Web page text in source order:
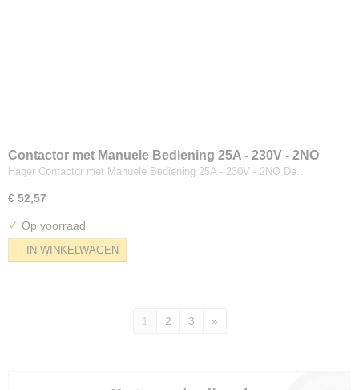
Contactor met Manuele Bediening 25A - 230V - 2NO
Hager Contactor met Manuele Bediening 25A - 230V - 2NO De…
€ 52,57
✓ Op voorraad
IN WINKELWAGEN
1 2 3 »